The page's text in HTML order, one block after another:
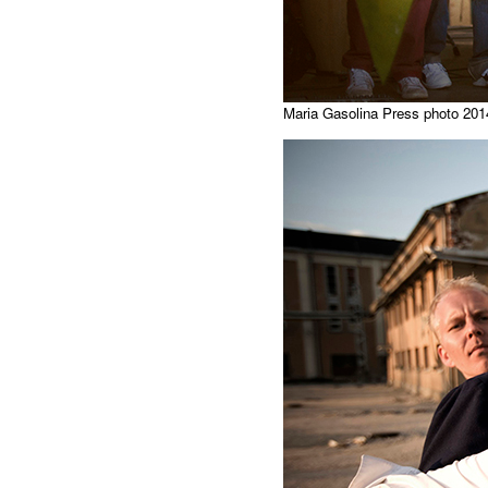
Maria Gasolina Press photo